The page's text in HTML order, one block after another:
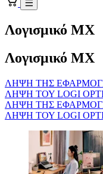
Λογισμικό MX
Λογισμικό MX
ΛΗΨΗ ΤΗΣ
ΛΗΨΗ ΤΟΥ LOGI
ΛΗΨΗ ΤΗΣ
ΛΗΨΗ ΤΟΥ LOGI